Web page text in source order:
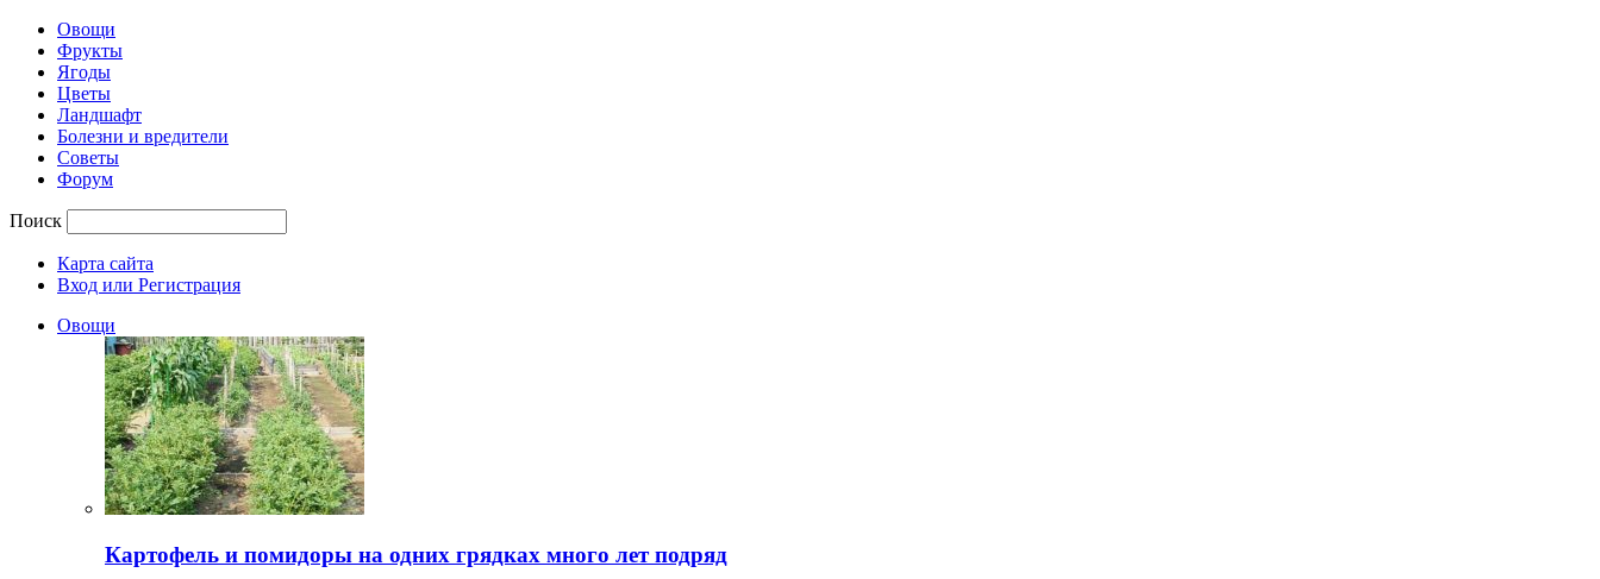
Овощи
Фрукты
Ягоды
Цветы
Ландшафт
Болезни и вредители
Советы
Форум
Поиск
Карта сайта
Вход или Регистрация
Овощи
Картофель и помидоры на одних грядках много лет подряд